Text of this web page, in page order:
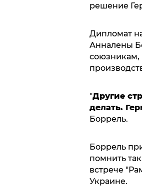
решение
Дипломат
Анналены
союзникам,
"Другие
делать.
Боррель.
Боррель
помнить
встрече
Украине.